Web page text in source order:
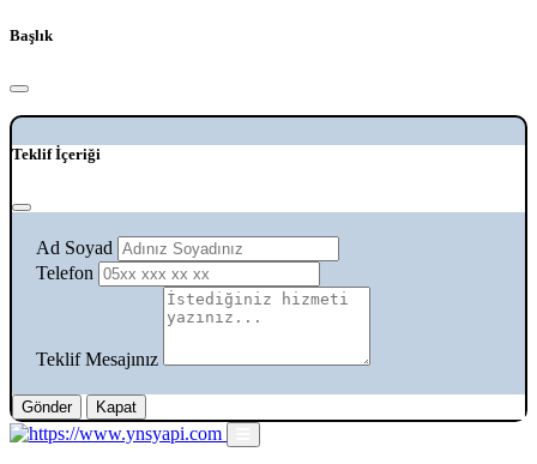
Başlık
Teklif İçeriği
Ad Soyad
Telefon
Teklif Mesajınız
Gönder Kapat